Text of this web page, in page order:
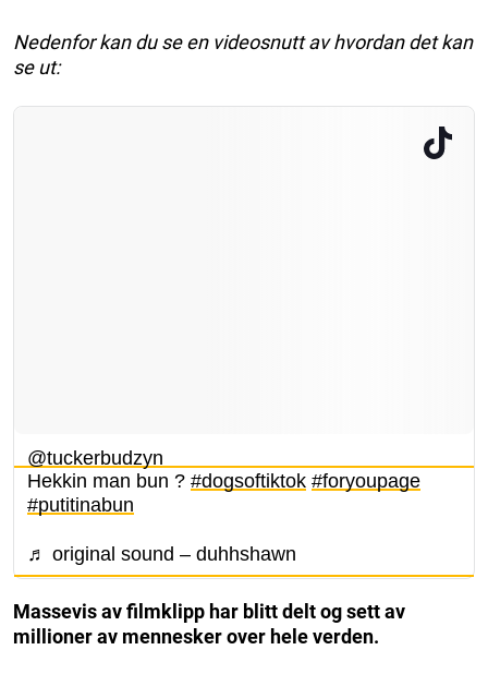
Nedenfor kan du se en videosnutt av hvordan det kan
se ut:
@tuckerbudzyn
Hekkin man bun ? #dogsoftiktok #foryoupage
#putitinabun
♬ original sound – duhhshawn
Massevis av filmklipp har blitt delt og sett av
millioner av mennesker over hele verden.